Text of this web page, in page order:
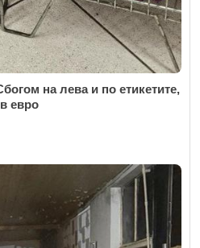
на лева и по етикетите,
евро